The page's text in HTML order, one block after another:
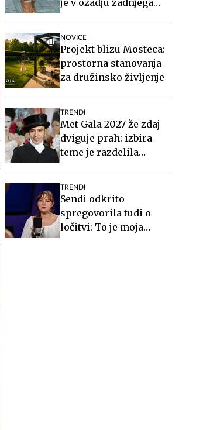
je v ozadju zadnjega
NOVICE
Projekt blizu Mosteca:
prostorna stanovanja
za družinsko življenje
TRENDI
Met Gala 2027 že zdaj
dviguje prah: izbira
teme je razdelila
TRENDI
Sendi odkrito
spregovorila tudi o
ločitvi: To je moja